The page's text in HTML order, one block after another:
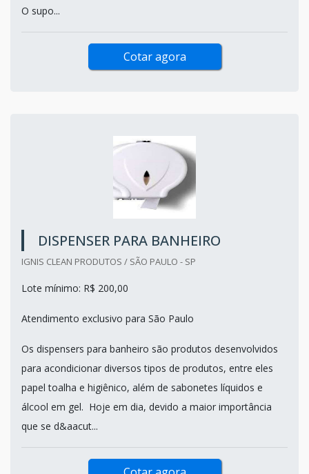
O supo...
Cotar agora
DISPENSER PARA BANHEIRO
IGNIS CLEAN PRODUTOS / SÃO PAULO - SP
Lote mínimo: R$ 200,00
Atendimento exclusivo para São Paulo
Os dispensers para banheiro são produtos desenvolvidos
para acondicionar diversos tipos de produtos, entre eles
papel toalha e higiênico, além de sabonetes líquidos e
álcool em gel. Hoje em dia, devido a maior importância
que se d&aacut...